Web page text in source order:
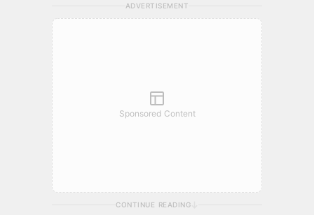
ADVERTISEMENT
Sponsored Content
CONTINUE READING